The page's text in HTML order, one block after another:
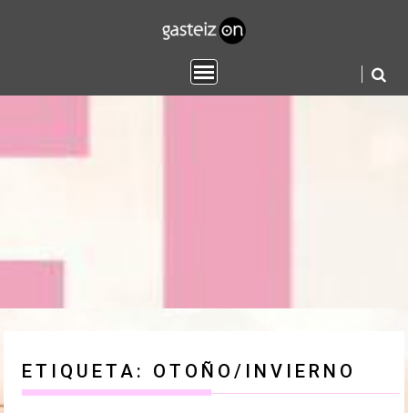
contenido
ETIQUETA: OTOÑO/INVIERNO